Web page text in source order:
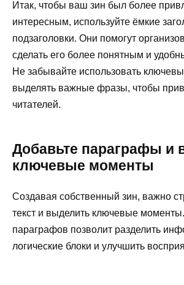
Итак, чтобы ваш зин был более
интересным, используйте ёмкие
подзаголовки. Они помогут
сделать его более понятным и
Не забывайте использовать
выделять важные фразы, чтобы
читателей.
Добавьте параграфы и
ключевые моменты
Создавая собственный зин, важно
текст и выделить ключевые
параграфов позволит разделить
логические блоки и улучшить